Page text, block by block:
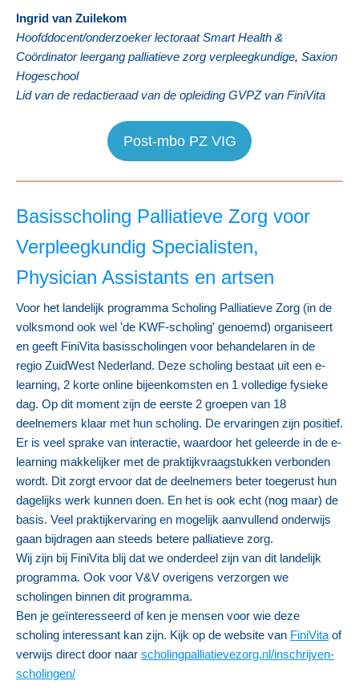
Ingrid van Zuilekom
Hoofddocent/onderzoeker lectoraat Smart Health &
Coördinator leergang palliatieve zorg verpleegkundige, Saxion
Hogeschool
Lid van de redactieraad van de opleiding GVPZ van FiniVita
Post-mbo PZ VIG
Basisscholing Palliatieve Zorg voor
Verpleegkundig Specialisten,
Physician Assistants en artsen
Voor het landelijk programma Scholing Palliatieve Zorg (in de
volksmond ook wel 'de KWF-scholing' genoemd) organiseert
en geeft FiniVita basisscholingen voor behandelaren in de
regio ZuidWest Nederland. Deze scholing bestaat uit een e-
learning, 2 korte online bijeenkomsten en 1 volledige fysieke
dag. Op dit moment zijn de eerste 2 groepen van 18
deelnemers klaar met hun scholing. De ervaringen zijn positief.
Er is veel sprake van interactie, waardoor het geleerde in de e-
learning makkelijker met de praktijkvraagstukken verbonden
wordt. Dit zorgt ervoor dat de deelnemers beter toegerust hun
dagelijks werk kunnen doen. En het is ook echt (nog maar) de
basis. Veel praktijkervaring en mogelijk aanvullend onderwijs
gaan bijdragen aan steeds betere palliatieve zorg.
Wij zijn bij FiniVita blij dat we onderdeel zijn van dit landelijk
programma. Ook voor V&V overigens verzorgen we
scholingen binnen dit programma.
Ben je geïnteresseerd of ken je mensen voor wie deze
scholing interessant kan zijn. Kijk op de website van FiniVita of
verwijs direct door naar scholingpalliatievezorg.nl/inschrijven-
scholingen/